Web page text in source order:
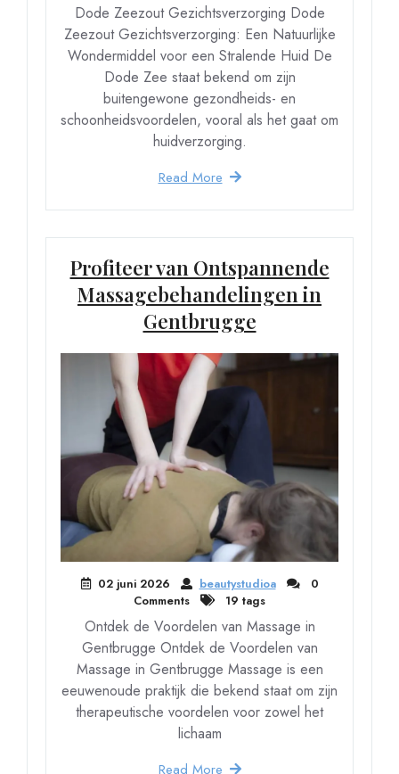
Dode Zeezout Gezichtsverzorging Dode
Zeezout Gezichtsverzorging: Een Natuurlijke
Wondermiddel voor een Stralende Huid De
Dode Zee staat bekend om zijn
buitengewone gezondheids- en
schoonheidsvoordelen, vooral als het gaat om
huidverzorging.
Read More
Profiteer van Ontspannende
Massagebehandelingen in
Gentbrugge
02 juni 2026 beautystudioa
0
Comments
19 tags
Ontdek de Voordelen van Massage in
Gentbrugge Ontdek de Voordelen van
Massage in Gentbrugge Massage is een
eeuwenoude praktijk die bekend staat om zijn
therapeutische voordelen voor zowel het
lichaam
Read More